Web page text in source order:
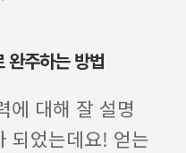
완주하는 방법
에 대해 잘 설명
되었는데요! 얻는